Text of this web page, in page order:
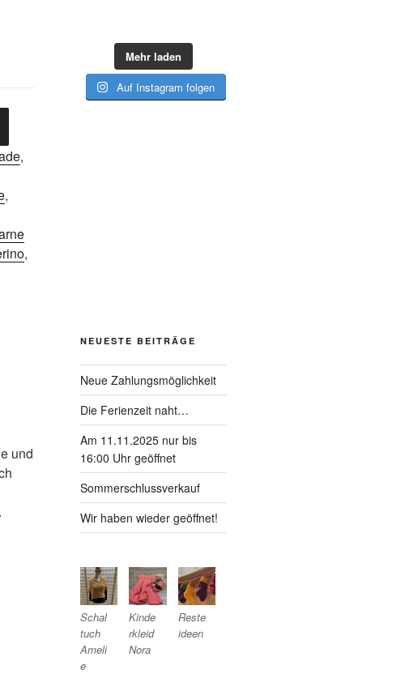
,
,
,
und
Mehr laden
Auf Instagram folgen
NEUESTE BEITRÄGE
Neue Zahlungsmöglichkeit
Die Ferienzeit naht…
Am 11.11.2025 nur bis
16:00 Uhr geöffnet
Sommerschlussverkauf
Wir haben wieder geöffnet!
Schal
tuch
Ameli
e
Kinde
rkleid
Nora
Reste
ideen